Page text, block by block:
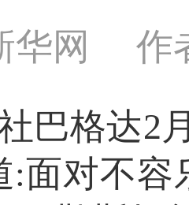
华网
作
巴格达2
:面对不容